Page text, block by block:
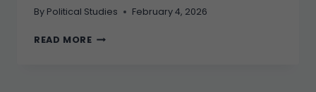
By Political Studies February 4, 2026
READ MORE